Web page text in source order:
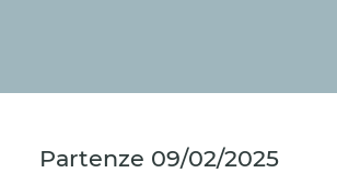
Partenze 09/02/2025